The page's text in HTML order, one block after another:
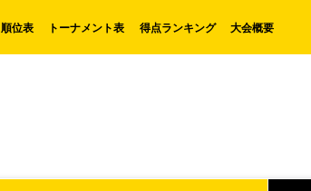
順位表 トーナメント表 得点ランキング 大会概要